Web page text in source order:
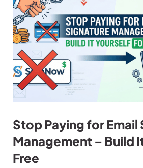
Stop Paying for
Management – Build
Free